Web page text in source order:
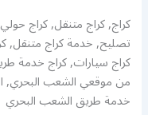
كراج, كراج متنقل, كراج
تصليح, خدمة كراج متنقل,
كراج سيارات, كراج خدمة
من موقعي الشعب البحري,
خدمة طريق الشعب البحري